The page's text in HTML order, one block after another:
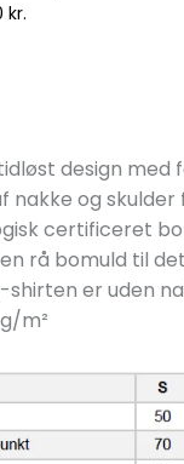
kr.
design
og
certificeret
rå bomuld til
shirten er uden
m²